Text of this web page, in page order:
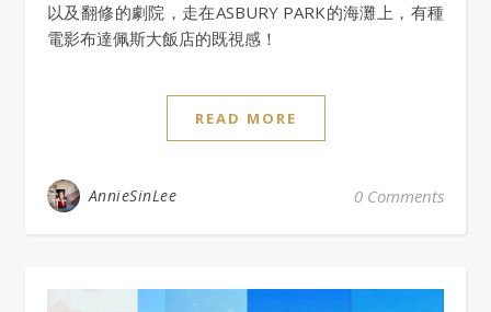
以及翻修的劇院，走在ASBURY PARK的海灘上，有種
電影布達佩斯大飯店的既視感！
READ MORE
AnnieSinLee 0 Comments